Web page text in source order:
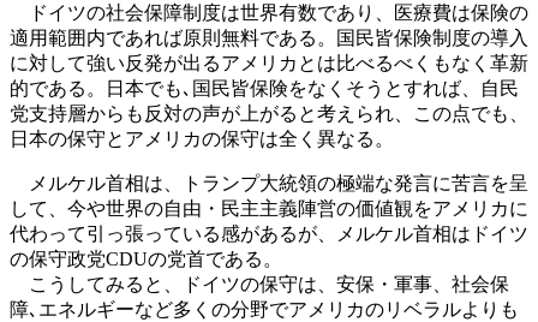
ドイツの社会保障制度は世界有数であり、医療費は保険の
適用範囲内であれば原則無料である。国民皆保険制度の導入
に対して強い反発が出るアメリカとは比べるべくもなく革新
的である。日本でも､国民皆保険をなくそうとすれば、自民
党支持層からも反対の声が上がると考えられ、この点でも、
日本の保守とアメリカの保守は全く異なる。
メルケル首相は、トランプ大統領の極端な発言に苦言を呈
して、今や世界の自由・民主主義陣営の価値観をアメリカに
代わって引っ張っている感があるが、メルケル首相はドイツ
の保守政党CDUの党首である。
こうしてみると、ドイツの保守は、安保・軍事、社会保
障､エネルギーなど多くの分野でアメリカのリベラルよりも